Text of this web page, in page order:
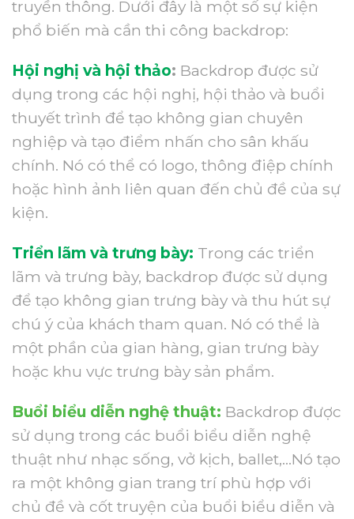
truyền thông. Dưới đây là một số sự kiện
phổ biến mà cần thi công backdrop:
Hội nghị và hội thảo: Backdrop được sử
dụng trong các hội nghị, hội thảo và buổi
thuyết trình để tạo không gian chuyên
nghiệp và tạo điểm nhấn cho sân khấu
chính. Nó có thể có logo, thông điệp chính
hoặc hình ảnh liên quan đến chủ đề của sự
kiện.
Triển lãm và trưng bày: Trong các triển
lãm và trưng bày, backdrop được sử dụng
để tạo không gian trưng bày và thu hút sự
chú ý của khách tham quan. Nó có thể là
một phần của gian hàng, gian trưng bày
hoặc khu vực trưng bày sản phẩm.
Buổi biểu diễn nghệ thuật: Backdrop được
sử dụng trong các buổi biểu diễn nghệ
thuật như nhạc sống, vở kịch, ballet,…Nó tạo
ra một không gian trang trí phù hợp với
chủ đề và cốt truyện của buổi biểu diễn và